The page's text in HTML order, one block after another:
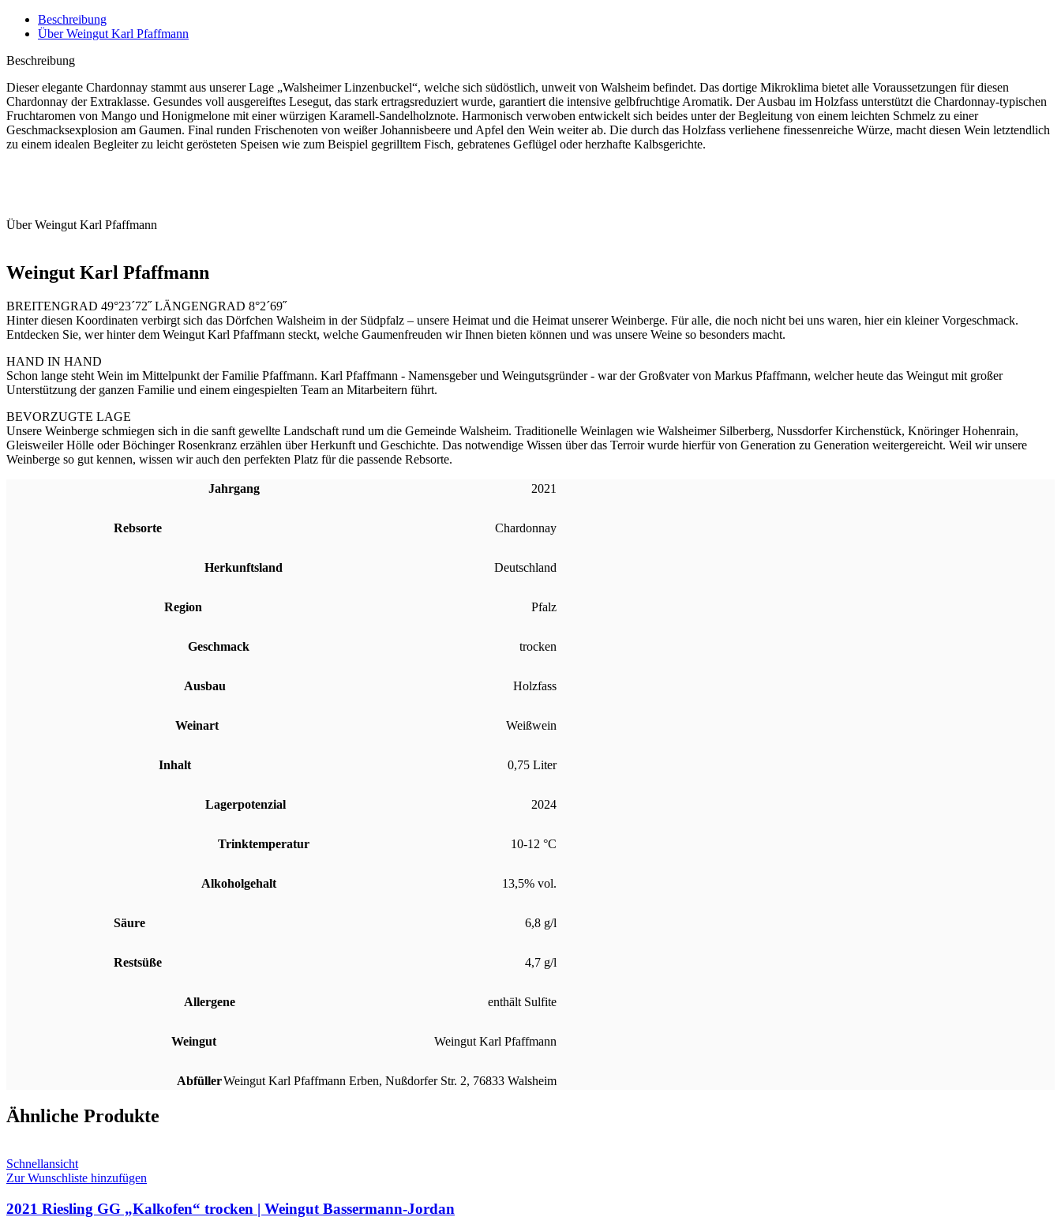
Beschreibung
Über Weingut Karl Pfaffmann
Beschreibung
Dieser elegante Chardonnay stammt aus unserer Lage „Walsheimer Linzenbuckel“, welche sich südöstlich, unweit von Walsheim befindet. Das dortige Mikroklima bietet alle Voraussetzungen für diesen
Chardonnay der Extraklasse. Gesundes voll ausgereiftes Lesegut, das stark ertragsreduziert wurde, garantiert die intensive gelbfruchtige Aromatik. Der Ausbau im Holzfass unterstützt die Chardonnay-typischen
Fruchtaromen von Mango und Honigmelone mit einer würzigen Karamell-Sandelholznote. Harmonisch verwoben entwickelt sich beides unter der Begleitung von einem leichten Schmelz zu einer
Geschmacksexplosion am Gaumen. Final runden Frischenoten von weißer Johannisbeere und Apfel den Wein weiter ab. Die durch das Holzfass verliehene finessenreiche Würze, macht diesen Wein letztendlich
zu einem idealen Begleiter zu leicht gerösteten Speisen wie zum Beispiel gegrilltem Fisch, gebratenes Geflügel oder herzhafte Kalbsgerichte.
Über Weingut Karl Pfaffmann
Weingut Karl Pfaffmann
BREITENGRAD 49°23´72˝ LÄNGENGRAD 8°2´69˝
Hinter diesen Koordinaten verbirgt sich das Dörfchen Walsheim in der Südpfalz – unsere Heimat und die Heimat unserer Weinberge. Für alle, die noch nicht bei uns waren, hier ein kleiner Vorgeschmack.
Entdecken Sie, wer hinter dem Weingut Karl Pfaffmann steckt, welche Gaumenfreuden wir Ihnen bieten können und was unsere Weine so besonders macht.
HAND IN HAND
Schon lange steht Wein im Mittelpunkt der Familie Pfaffmann. Karl Pfaffmann - Namensgeber und Weingutsgründer - war der Großvater von Markus Pfaffmann, welcher heute das Weingut mit großer
Unterstützung der ganzen Familie und einem eingespielten Team an Mitarbeitern führt.
BEVORZUGTE LAGE
Unsere Weinberge schmiegen sich in die sanft gewellte Landschaft rund um die Gemeinde Walsheim. Traditionelle Weinlagen wie Walsheimer Silberberg, Nussdorfer Kirchenstück, Knöringer Hohenrain,
Gleisweiler Hölle oder Böchinger Rosenkranz erzählen über Herkunft und Geschichte. Das notwendige Wissen über das Terroir wurde hierfür von Generation zu Generation weitergereicht. Weil wir unsere
Weinberge so gut kennen, wissen wir auch den perfekten Platz für die passende Rebsorte.
Jahrgang 2021
Rebsorte Chardonnay
Herkunftsland Deutschland
Region Pfalz
Geschmack trocken
Ausbau Holzfass
Weinart Weißwein
Inhalt 0,75 Liter
Lagerpotenzial 2024
Trinktemperatur 10-12 °C
Alkoholgehalt 13,5% vol.
Säure 6,8 g/l
Restsüße 4,7 g/l
Allergene enthält Sulfite
Weingut Weingut Karl Pfaffmann
AbfüllerWeingut Karl Pfaffmann Erben, Nußdorfer Str. 2, 76833 Walsheim
Ähnliche Produkte
Schnellansicht
Zur Wunschliste hinzufügen
2021 Riesling GG „Kalkofen“ trocken | Weingut Bassermann-Jordan